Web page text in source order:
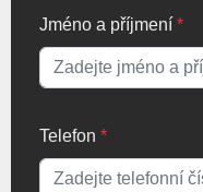
Jméno a příjmení *
Telefon *